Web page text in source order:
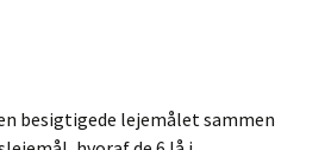
besigtigede lejemålet sammen